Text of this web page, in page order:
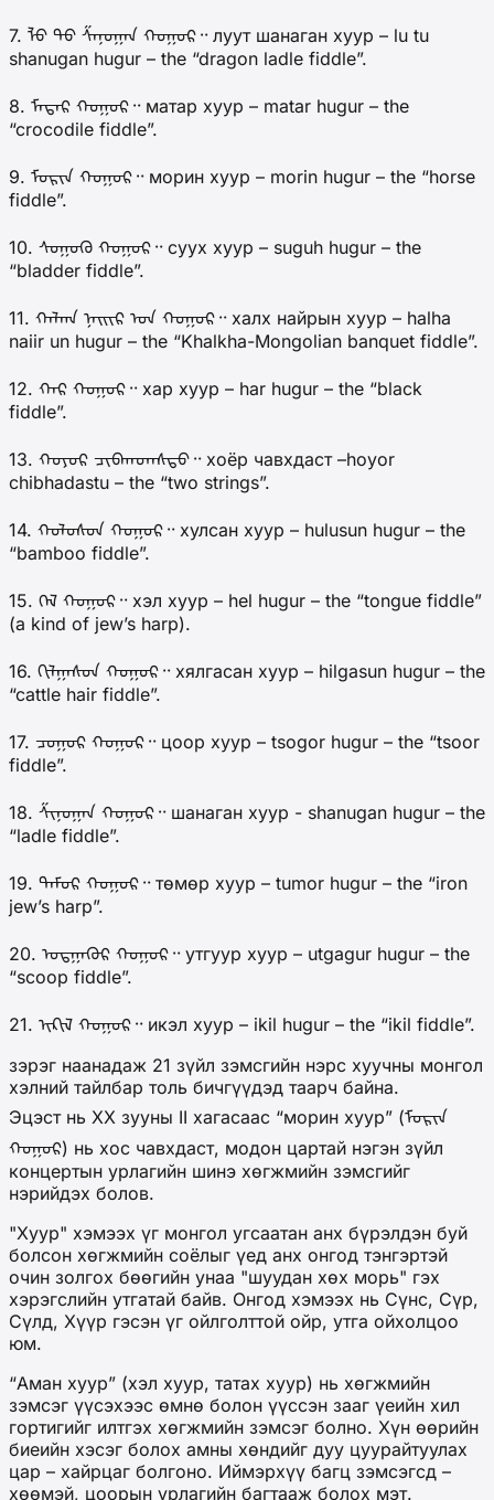
7. ᠯᠦ ᠲᠦ ᠱᠠᠨᠦᠭᠠᠨ ᠬᠤᠭᠤᠷ᠃ луут шанаган хуур – lu tu
shanugan hugur – the “dragon ladle fiddle”.
8. ᠮᠠᠲᠠᠷ ᠬᠤᠭᠤᠷ᠃ матар хуур – matar hugur – the
“crocodile fiddle”.
9. ᠮᠤᠷᠢᠨ ᠬᠤᠭᠤᠷ᠃ морин хуур – morin hugur – the “horse
fiddle”.
10. ᠰᠤᠭᠤᠬᠦ ᠬᠤᠭᠤᠷ᠃ суух хуур – suguh hugur – the
“bladder fiddle”.
11. ᠬᠠᠯᠬᠠ ᠨᠠᠢᠢᠷ ᠤᠨ ᠬᠤᠭᠤᠷ᠃ халх найрын хуур – halha
naiir un hugur – the “Khalkha-Mongolian banquet fiddle”.
12. ᠬᠠᠷ ᠬᠤᠭᠤᠷ᠃ хар хуур – har hugur – the “black
fiddle”.
13. ᠬᠤᠶᠥᠷ ᠴᠢᠪᠬᠠᠳᠠᠰᠲᠦ᠃ хоёр чавхдаст –hoyor
chibhadastu – the “two strings”.
14. ᠬᠤᠯᠤᠰᠤᠨ ᠬᠤᠭᠤᠷ᠃ хулсан хуур – hulusun hugur – the
“bamboo fiddle”.
15. ᠬᠡᠯ ᠬᠤᠭᠤᠷ᠃ хэл хуур – hel hugur – the “tongue fiddle”
(a kind of jew’s harp).
16. ᠬᠢᠯᠭᠠᠰᠦᠨ ᠬᠤᠭᠤᠷ᠃ хялгасан хуур – hilgasun hugur – the
“cattle hair fiddle”.
17. ᠴᠤᠭᠤᠷ ᠬᠤᠭᠤᠷ᠃ цоор хуур – tsogor hugur – the “tsoor
fiddle”.
18. ᠱᠢᠨᠦᠭᠠᠨ ᠬᠤᠭᠤᠷ᠃ шанаган хуур - shanugan hugur – the
“ladle fiddle”.
19. ᠲᠠᠮᠦᠷ ᠬᠤᠭᠤᠷ᠃ төмөр хуур – tumor hugur – the “iron
jew’s harp”.
20. ᠤᠲᠭᠠᠭᠦᠷ ᠬᠤᠭᠤᠷ᠃ утгуур хуур – utgagur hugur – the
“scoop fiddle”.
21. ᠢᠺᠢᠯ ᠬᠤᠭᠤᠷ᠃ икэл хуур – ikil hugur – the “ikil fiddle”.
зэрэг наанадаж 21 зүйл зэмсгийн нэрс хуучны монгол
хэлний тайлбар толь бичгүүдэд таарч байна.
Эцэст нь ХХ зууны II хагасаас “морин хуур” (ᠮᠤᠷᠢᠨ
ᠬᠤᠭᠤᠷ) нь хос чавхдаст, модон цартай нэгэн зүйл
концертын урлагийн шинэ хөгжмийн зэмсгийг
нэрийдэх болов.
"Хуур" хэмээх үг монгол угсаатан анх бүрэлдэн буй
болсон хөгжмийн соёлыг үед анх онгод тэнгэртэй
очин золгох бөөгийн унаа "шуудан хөх морь" гэх
хэрэгслийн утгатай байв. Онгод хэмээх нь Сүнс, Сүр,
Сүлд, Хүүр гэсэн үг ойлголттой ойр, утга ойхолцоо
юм.
“Аман хуур” (хэл хуур, татах хуур) нь хөгжмийн
зэмсэг үүсэхээс өмнө болон үүссэн зааг үеийн хил
гортигийг илтгэх хөгжмийн зэмсэг болно. Хүн өөрийн
биеийн хэсэг болох амны хөндийг дуу цуурайтуулах
цар – хайрцаг болгоно. Иймэрхүү багц зэмсэгсд –
хөөмэй, цоорын урлагийн багтааж болох мэт.